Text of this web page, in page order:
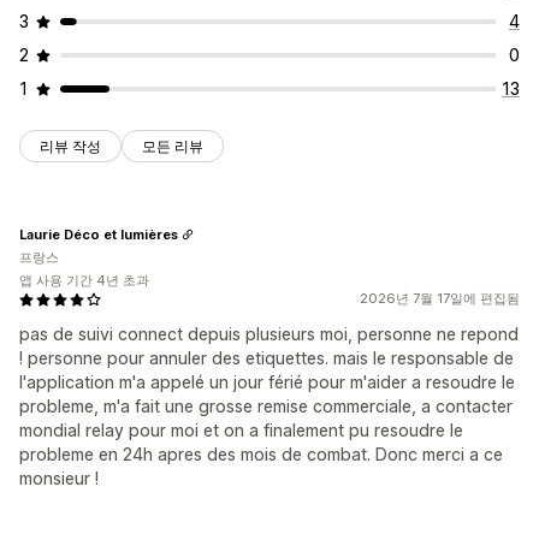
3
4
2
0
1
13
리뷰 작성 모든 리뷰
2026년 7월 17일에 편집됨
pas de suivi connect depuis plusieurs moi, personne ne repond
! personne pour annuler des etiquettes. mais le responsable de
l'application m'a appelé un jour férié pour m'aider a resoudre le
probleme, m'a fait une grosse remise commerciale, a contacter
mondial relay pour moi et on a finalement pu resoudre le
probleme en 24h apres des mois de combat. Donc merci a ce
monsieur !
Laurie Déco et lumières
프랑스
앱 사용 기간 4년 초과